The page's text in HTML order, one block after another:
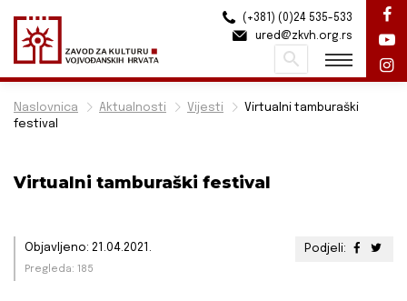
Naslovnica Aktualnosti Vijesti
Virtualni tamburaški
festival
Virtualni tamburaški festival
Podjeli:
Objavljeno: 21.04.2021.
Pregleda: 185
(+381) (0)24 535-533
ured@zkvh.org.rs
Pretraži